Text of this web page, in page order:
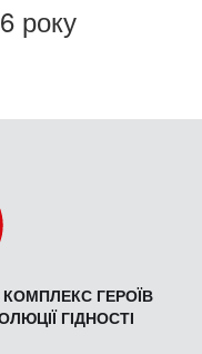
року
ГЕРОЇВ
ГІДНОСТІ